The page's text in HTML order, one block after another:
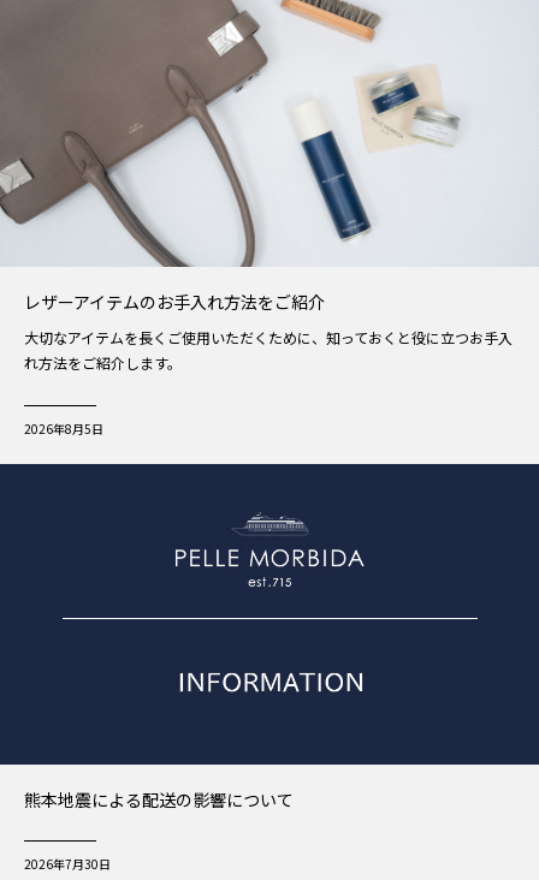
レザーアイテムのお手入れ方法をご紹介
大切なアイテムを長くご使用いただくために、知っておくと役に立つお手入
れ方法をご紹介します。
2026年8月5日
熊本地震による配送の影響について
2026年7月30日